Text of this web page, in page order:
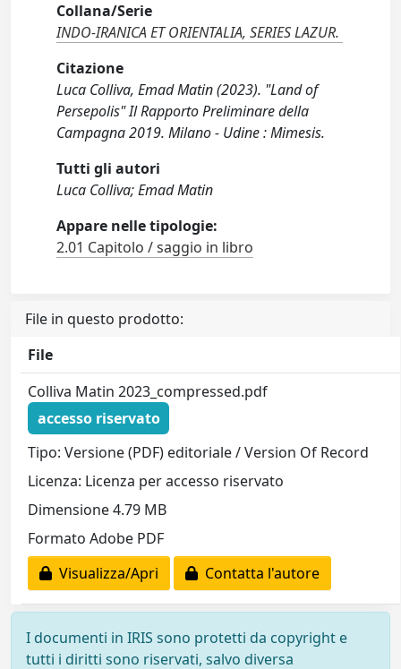
Collana/Serie
INDO-IRANICA ET ORIENTALIA, SERIES LAZUR.
Citazione
Luca Colliva, Emad Matin (2023). "Land of
Persepolis" Il Rapporto Preliminare della
Campagna 2019. Milano - Udine : Mimesis.
Tutti gli autori
Luca Colliva; Emad Matin
Appare nelle tipologie:
2.01 Capitolo / saggio in libro
File in questo prodotto:
File
Colliva Matin 2023_compressed.pdf
accesso riservato
Tipo: Versione (PDF) editoriale / Version Of Record
Licenza: Licenza per accesso riservato
Dimensione 4.79 MB
Formato Adobe PDF
Visualizza/Apri
Contatta l'autore
I documenti in IRIS sono protetti da copyright e
tutti i diritti sono riservati, salvo diversa